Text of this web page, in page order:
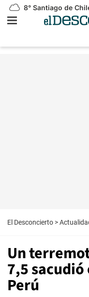
8° Santiago de
El Desconcierto >
Un
7,5
Perú